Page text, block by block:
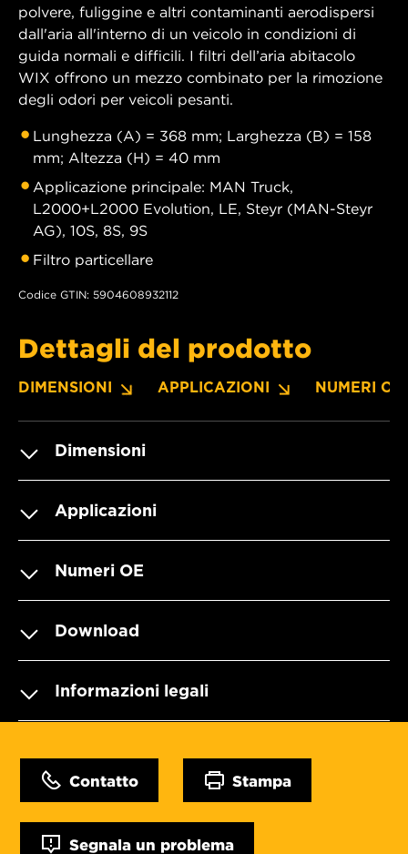
polvere, fuliggine e altri contaminanti aerodispersi
dall'aria all'interno di un veicolo in condizioni di
guida normali e difficili. I filtri dell’aria abitacolo
WIX offrono un mezzo combinato per la rimozione
degli odori per veicoli pesanti.
Lunghezza (A) = 368 mm; Larghezza (B) = 158
mm; Altezza (H) = 40 mm
Applicazione principale: MAN Truck,
L2000+L2000 Evolution, LE, Steyr (MAN-Steyr
AG), 10S, 8S, 9S
Filtro particellare
Codice GTIN: 5904608932112
Dettagli del prodotto
DIMENSIONI APPLICAZIONI NUMERI OE
Dimensioni
Applicazioni
Numeri OE
Download
Informazioni legali
Contatto Stampa
Segnala un problema